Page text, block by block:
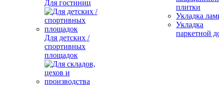
Для гостиниц
Для детских /
спортивных
площадок
плитки
Укладка
Укладка
паркетной